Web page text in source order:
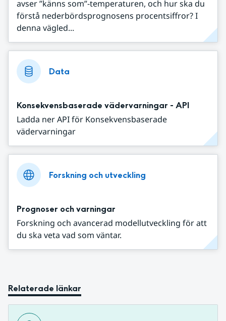
avser ”känns som”-temperaturen, och hur ska du
förstå nederbördsprognosens procentsiffror? I
denna vägled...
Data
Konsekvensbaserade vädervarningar - API
Ladda ner API för Konsekvensbaserade
vädervarningar
Forskning och utveckling
Prognoser och varningar
Forskning och avancerad modellutveckling för att
du ska veta vad som väntar.
Relaterade länkar